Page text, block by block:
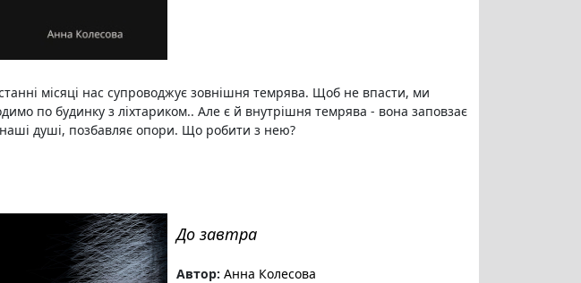
місяці нас супроводжує зовнішня темрява. Щоб не впасти, ми
по будинку з ліхтариком.. Але є й внутрішня темрява - вона заповзає
душі, позбавляє опори. Що робити з нею?
До завтра
Автор: Анна Колесова